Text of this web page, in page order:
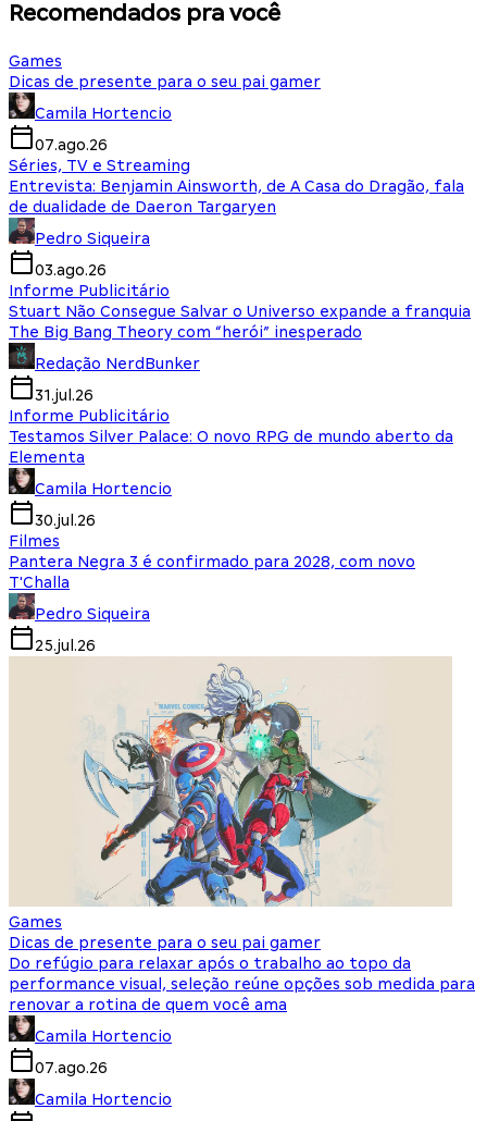
Recomendados pra você
Games
Dicas de presente para o seu pai gamer
Camila Hortencio
07.ago.26
Séries, TV e Streaming
Entrevista: Benjamin Ainsworth, de A Casa do Dragão, fala
de dualidade de Daeron Targaryen
Pedro Siqueira
03.ago.26
Informe Publicitário
Stuart Não Consegue Salvar o Universo expande a franquia
The Big Bang Theory com “herói” inesperado
Redação NerdBunker
31.jul.26
Informe Publicitário
Testamos Silver Palace: O novo RPG de mundo aberto da
Elementa
Camila Hortencio
30.jul.26
Filmes
Pantera Negra 3 é confirmado para 2028, com novo
T'Challa
Pedro Siqueira
25.jul.26
Games
Dicas de presente para o seu pai gamer
Do refúgio para relaxar após o trabalho ao topo da
performance visual, seleção reúne opções sob medida para
renovar a rotina de quem você ama
Camila Hortencio
07.ago.26
Camila Hortencio